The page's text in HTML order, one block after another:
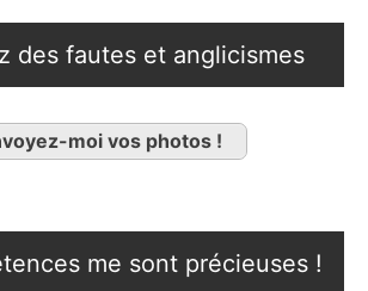
des fautes et anglicismes
moi vos photos !
me sont précieuses !